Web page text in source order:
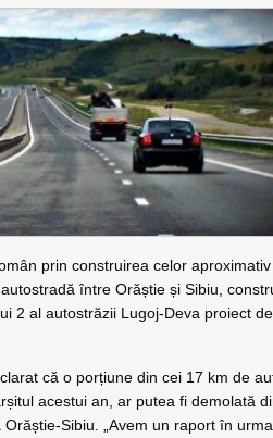
prin construirea celor
între Orăștie și Sibiu,
2 al autostrăzii Lugoj-Deva proiect
că o porțiune din cei 17 km de
acestui an, ar putea fi demolată
Sibiu. „Avem un raport în